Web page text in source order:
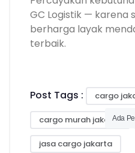
GC Logistik — karena
berharga layak
terbaik.
Post Tags : cargo
cargo murah jakarta
jasa cargo jakarta
Ada